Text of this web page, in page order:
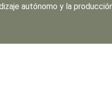
autónomo y la